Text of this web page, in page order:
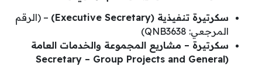
سكرتيرة تنفيذية (Executive Secretary)
– (الرقم
المرجعي: QNB3638)
سكرتيرة – مشاريع المجموعة والخدمات العامة
(Secretary – Group Projects and General